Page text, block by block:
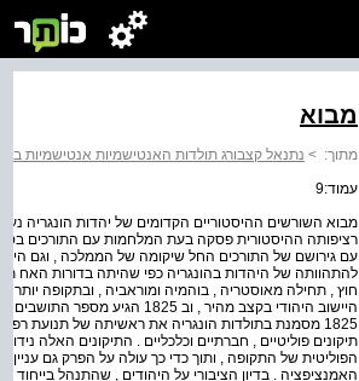
מבוא
מתוך: > נתנאל קצבורג תולדות האנטישמיות אנטישמיות בהונגריה
עמוד:9
מבוא השורשים ההיסטוריים הקדומים של יהדות הונגריה
רציפותה ההיסטורית פסקה בעת המלחמות עם התורכים
עם גירושם של התורכים החל שיקומה של הממלכה , וגם
להתהוותה של היהדות בהונגריה כפי שהיתה בדורות
חוץ , תחילה מאוסטריה , בוהמיה ומוראביה , ובתקופה
1825 מסמנת בתולדות הונגריה את ראשיתה של תנועת
תיקונים פוליטיים , חברתיים וכלכליים . התיקונים האלה
הפוליטית של התקופה , ותוך כדי כך עולה על הפרק גם